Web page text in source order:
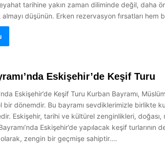
tarihine yakın zaman diliminde değil, daha
düşünün. Erken rezervasyon fırsatları hem
Eskişehir’de Keşif Turu
Eskişehir’de Keşif Turu Kurban Bayramı,
bir dönemdir. Bu bayramı sevdiklerimizle
Eskişehir, tarihi ve kültürel zenginlikleri,
Eskişehir’de yapılacak keşif
zengin bir geçmişe sahiptir.…